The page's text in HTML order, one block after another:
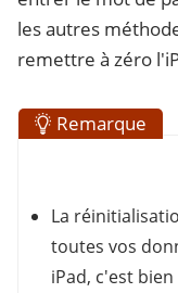
les autres
remettre à zéro
Remarque
La
toutes vos
iPad, c'est